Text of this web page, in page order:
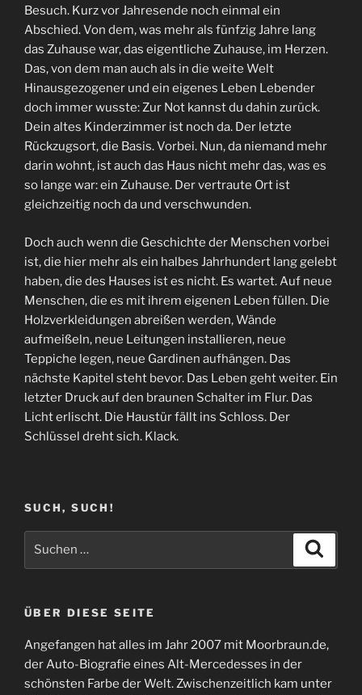
Besuch. Kurz vor Jahresende noch einmal ein
Abschied. Von dem, was mehr als fünfzig Jahre lang
das Zuhause war, das eigentliche Zuhause, im Herzen.
Das, von dem man auch als in die weite Welt
Hinausgezogener und ein eigenes Leben Lebender
doch immer wusste: Zur Not kannst du dahin zurück.
Dein altes Kinderzimmer ist noch da. Der letzte
Rückzugsort, die Basis. Vorbei. Nun, da niemand mehr
darin wohnt, ist auch das Haus nicht mehr das, was es
so lange war: ein Zuhause. Der vertraute Ort ist
gleichzeitig noch da und verschwunden.
Doch auch wenn die Geschichte der Menschen vorbei
ist, die hier mehr als ein halbes Jahrhundert lang gelebt
haben, die des Hauses ist es nicht. Es wartet. Auf neue
Menschen, die es mit ihrem eigenen Leben füllen. Die
Holzverkleidungen abreißen werden, Wände
aufmeißeln, neue Leitungen installieren, neue
Teppiche legen, neue Gardinen aufhängen. Das
nächste Kapitel steht bevor. Das Leben geht weiter. Ein
letzter Druck auf den braunen Schalter im Flur. Das
Licht erlischt. Die Haustür fällt ins Schloss. Der
Schlüssel dreht sich. Klack.
SUCH, SUCH!
ÜBER DIESE SEITE
Angefangen hat alles im Jahr 2007 mit Moorbraun.de,
der Auto-Biografie eines Alt-Mercedesses in der
schönsten Farbe der Welt. Zwischenzeitlich kam unter